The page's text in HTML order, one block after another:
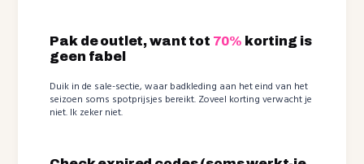
Pak de outlet, want tot 70% korting is
geen fabel
Duik in de sale-sectie, waar badkleding aan het eind van het
seizoen soms spotprijsjes bereikt. Zoveel korting verwacht je
niet. Ik zeker niet.